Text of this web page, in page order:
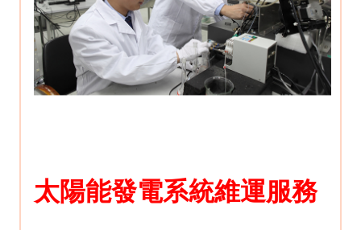
太陽能發電系統維運服務